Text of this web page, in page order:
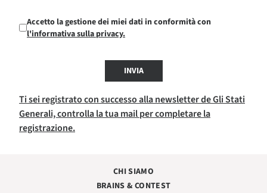
Accetto la gestione dei miei dati in conformità con
l'informativa sulla privacy.
INVIA
Ti sei registrato con successo alla newsletter de Gli Stati
Generali, controlla la tua mail per completare la
registrazione.
CHI SIAMO
BRAINS & CONTEST